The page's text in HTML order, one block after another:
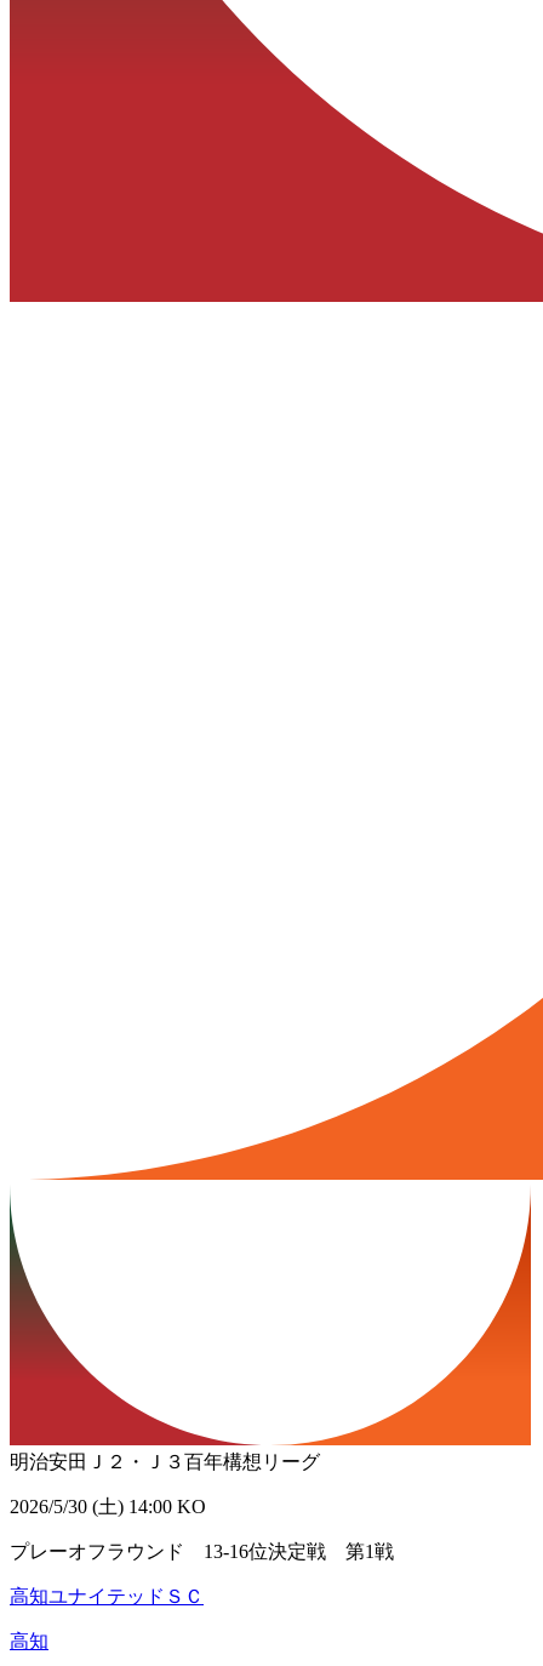
明治安田Ｊ２・Ｊ３百年構想リーグ
2026/5/30 (土) 14:00 KO
プレーオフラウンド 13-16位決定戦 第1戦
高知ユナイテッドＳＣ
高知